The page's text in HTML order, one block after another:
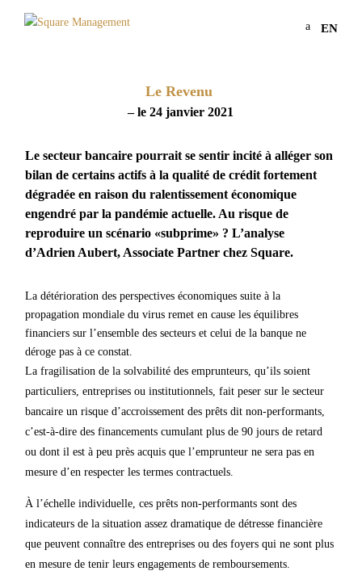
a EN
Le Revenu
– le 24 janvier 2021
Le secteur bancaire pourrait se sentir incité à alléger son
bilan de certains actifs à la qualité de crédit fortement
dégradée en raison du ralentissement économique
engendré par la pandémie actuelle. Au risque de
reproduire un scénario «subprime» ? L’analyse
d’Adrien Aubert, Associate Partner chez Square.
La détérioration des perspectives économiques suite à la
propagation mondiale du virus remet en cause les équilibres
financiers sur l’ensemble des secteurs et celui de la banque ne
déroge pas à ce constat.
La fragilisation de la solvabilité des emprunteurs, qu’ils soient
particuliers, entreprises ou institutionnels, fait peser sur le secteur
bancaire un risque d’accroissement des prêts dit non-performants,
c’est-à-dire des financements cumulant plus de 90 jours de retard
ou dont il est à peu près acquis que l’emprunteur ne sera pas en
mesure d’en respecter les termes contractuels.
À l’échelle individuelle, ces prêts non-performants sont des
indicateurs de la situation assez dramatique de détresse financière
que peuvent connaître des entreprises ou des foyers qui ne sont plus
en mesure de tenir leurs engagements de remboursements.